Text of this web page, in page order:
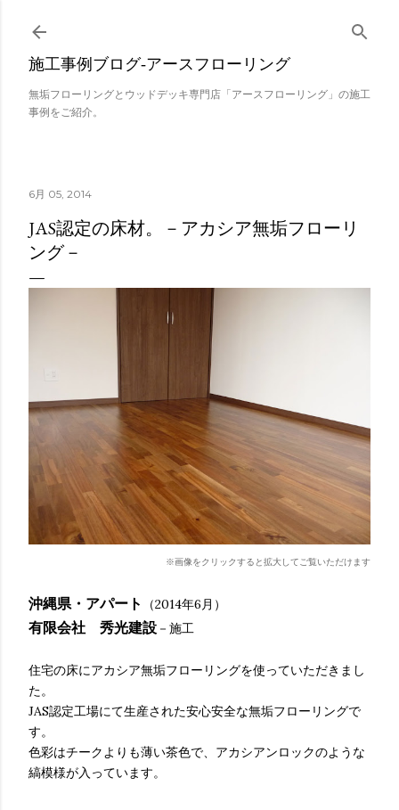
スキップしてメイン コンテンツに移動
施工事例ブログ‐アースフローリング
無垢フローリングとウッドデッキ専門店「アースフローリング」の施工
事例をご紹介。
6月 05, 2014
JAS認定の床材。－アカシア無垢フローリ
ング－
※画像をクリックすると拡大してご覧いただけます
沖縄県・アパート （2014年6月）
有限会社 秀光建設 －施工
住宅の床にアカシア無垢フローリングを使っていただきまし
た。
JAS認定工場にて生産された安心安全な無垢フローリングで
す。
色彩はチークよりも薄い茶色で、アカシアンロックのような
縞模様が入っています。